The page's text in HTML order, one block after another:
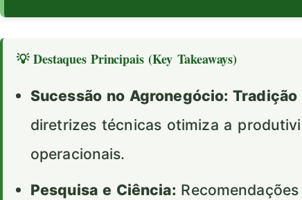
💡 Destaques Principais (Key Takeaways)
Sucessão no Agronegócio: Tradição
diretrizes técnicas otimiza a
operacionais.
Pesquisa e Ciência: